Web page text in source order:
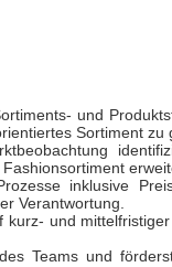
und
Sortiment zu
inklusive
Verantwortung.
und
Teams und